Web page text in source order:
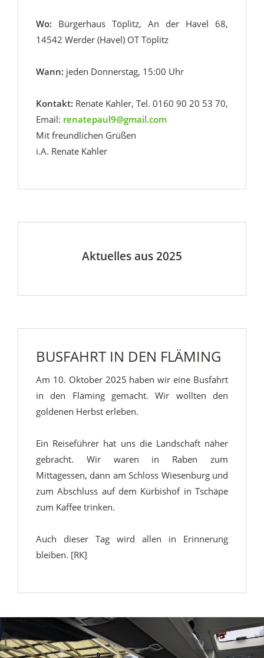
Wo: Bürgerhaus Töplitz, An der Havel 68,
14542 Werder (Havel) OT Töplitz
Wann: jeden Donnerstag, 15:00 Uhr
Kontakt: Renate Kahler, Tel. 0160 90 20 53 70,
Email: renatepaul9@gmail.com
Mit freundlichen Grüßen
i.A. Renate Kahler
Aktuelles aus 2025
BUSFAHRT IN DEN FLÄMING
Am 10. Oktober 2025 haben wir eine Busfahrt
in den Fläming gemacht. Wir wollten den
goldenen Herbst erleben.
Ein Reiseführer hat uns die Landschaft näher
gebracht. Wir waren in Raben zum
Mittagessen, dann am Schloss Wiesenburg und
zum Abschluss auf dem Kürbishof in Tschäpe
zum Kaffee trinken.
Auch dieser Tag wird allen in Erinnerung
bleiben. [RK]